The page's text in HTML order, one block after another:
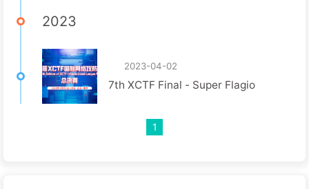
2023
2023-04-02
7th XCTF Final - Super Flagio
1